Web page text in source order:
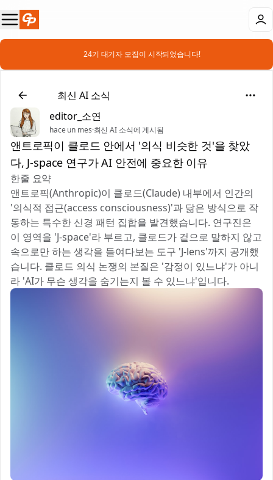
📣 24기 대기자 모집이 시작되었습니다!
📰최신 AI 소식
editor_소연
hace un mes·최신 AI 소식에 게시됨
앤트로픽이 클로드 안에서 '의식 비슷한 것'을 찾았
다, J-space 연구가 AI 안전에 중요한 이유
한줄 요약
앤트로픽(Anthropic)이 클로드(Claude) 내부에서 인간의
'의식적 접근(access consciousness)'과 닮은 방식으로 작
동하는 특수한 신경 패턴 집합을 발견했습니다. 연구진은
이 영역을 'J-space'라 부르고, 클로드가 겉으로 말하지 않고
속으로만 하는 생각을 들여다보는 도구 'J-lens'까지 공개했
습니다. 클로드 의식 논쟁의 본질은 '감정이 있느냐'가 아니
라 'AI가 무슨 생각을 숨기는지 볼 수 있느냐'입니다.